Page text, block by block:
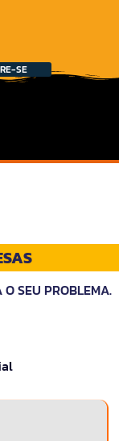
SE
SEU PROBLEMA.